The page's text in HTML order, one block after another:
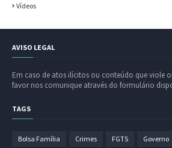
Vídeos
AVISO LEGAL
Em caso de atos ilícitos ou conteúdo que viole
favor nos comunique através do formulário
TAGS
Bolsa Família Crimes FGTS Governo